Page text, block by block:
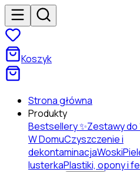
Koszyk
Strona główna
Produkty
Bestsellery ✨Zestawy do
W DomuCzyszczenie i
dekontaminacjaWoski
lusterkaPlastiki, opony i